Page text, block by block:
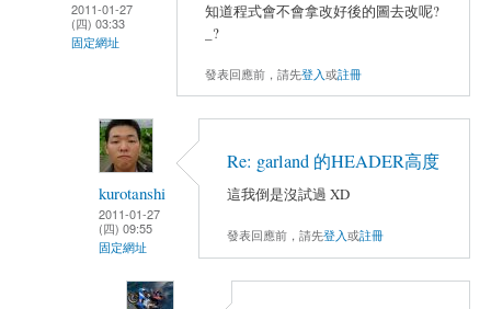
2011-01-27
(四) 03:33
固定網址
知道程式會不會拿改好後的圖去改呢?
_?
發表回應前，請先登入或註冊
kurotanshi
2011-01-27
(四) 09:55
固定網址
Re: garland 的HEADER高度
這我倒是沒試過 XD
發表回應前，請先登入或註冊